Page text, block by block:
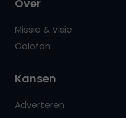
Over
Missie & Visie
Colofon
Kansen
Adverteren